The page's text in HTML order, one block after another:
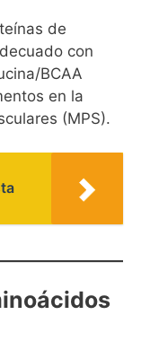
de
con
BCAA
en la
(MPS).